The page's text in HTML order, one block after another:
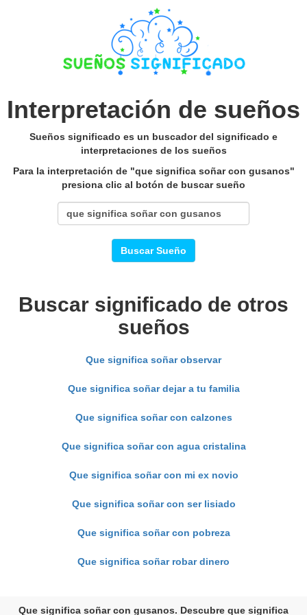
Interpretación de sueños
Sueños significado es un buscador del significado e
interpretaciones de los sueños
Para la interpretación de "que significa soñar con gusanos"
presiona clic al botón de buscar sueño
Buscar Sueño
Buscar significado de otros
sueños
Que significa soñar observar
Que significa soñar dejar a tu familia
Que significa soñar con calzones
Que significa soñar con agua cristalina
Que significa soñar con mi ex novio
Que significa soñar con ser lisiado
Que significa soñar con pobreza
Que significa soñar robar dinero
Que significa soñar con gusanos. Descubre que significa